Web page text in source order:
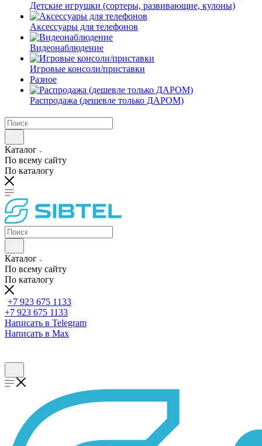
Детские игрушки (сортеры, развивающие, кулоны)
Аксессуары для телефонов
Видеонаблюдение
Игровые консоли/приставки
Разное
Распродажа (дешевле только ДАРОМ)
Каталог
По всему сайту
По каталогу
Каталог
По всему сайту
По каталогу
+7 923 675 1133
+7 923 675 1133
Написать в Telegram
Написать в Max